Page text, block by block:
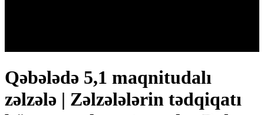
Qəbələdə 5,1 maqnitudalı
zəlzələ | Zəlzələlərin tədqiqatı